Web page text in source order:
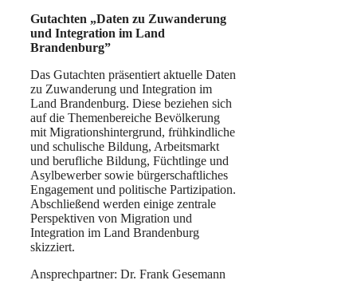
Gutachten „Daten zu Zuwanderung
und Integration im Land
Brandenburg”
Das Gutachten präsentiert aktuelle Daten
zu Zuwanderung und Integration im
Land Brandenburg. Diese beziehen sich
auf die Themenbereiche Bevölkerung
mit Migrationshintergrund, frühkindliche
und schulische Bildung, Arbeitsmarkt
und berufliche Bildung, Füchtlinge und
Asylbewerber sowie bürgerschaftliches
Engagement und politische Partizipation.
Abschließend werden einige zentrale
Perspektiven von Migration und
Integration im Land Brandenburg
skizziert.
Ansprechpartner: Dr. Frank Gesemann